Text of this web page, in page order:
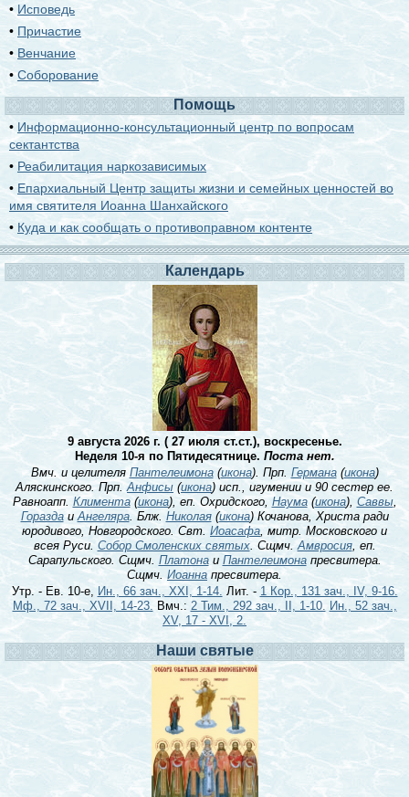
• Исповедь
• Причастие
• Венчание
•Соборование
Помощь
• Информационно-консультационный центр по вопросам
сектантства
• Реабилитация наркозависимых
• Епархиальный Центр защиты жизни и семейных ценностей во
имя святителя Иоанна Шанхайского
• Куда и как сообщать о противоправном контенте
Календарь
9 августа 2026 г. ( 27 июля ст.ст.), воскресенье.
Неделя 10-я по Пятидесятнице. Поста нет.
Вмч. и целителя Пантелеимона(икона). Прп. Германа(икона)
Аляскинского. Прп.Анфисы (икона) исп., игумении и 90 сестер ее.
Равноапп. Климента(икона), еп. Охридского, Наума(икона), Саввы,
ГораздаиАнгеляра. Блж. Николая(икона) Кочанова, Христа ради
юродивого, Новгородского. Свт. Иоасафа, митр. Московского и
всея Руси. Собор Смоленских святых. Сщмч.Амвросия, еп.
Сарапульского. Сщмч. Платонаи Пантелеимонапресвитера.
Сщмч. Иоанна пресвитера.
Утр. - Ев. 10-е, Ин., 66 зач., XXI, 1-14. Лит. - 1 Кор., 131 зач., IV, 9-16.
Мф., 72 зач., XVII, 14-23. Вмч.: 2 Тим., 292 зач., II, 1-10. Ин., 52 зач.,
XV, 17 - XVI, 2.
Наши святые